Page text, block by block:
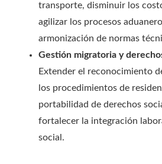
transporte, disminuir los
agilizar los procesos
armonización de normas
Gestión migratoria y
Extender el reconocimiento
los procedimientos de
portabilidad de derechos
fortalecer la integración
social.